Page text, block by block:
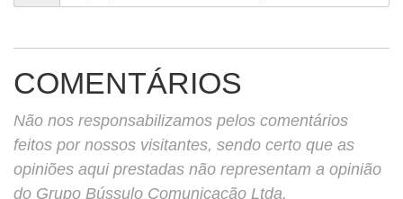
COMENTÁRIOS
Não nos responsabilizamos pelos comentários
feitos por nossos visitantes, sendo certo que as
opiniões aqui prestadas não representam a opinião
do Grupo Bússulo Comunicação Ltda.